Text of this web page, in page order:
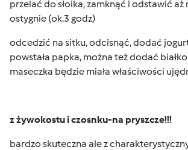
przelać do słoika, zamknąć i odstawić aż
ostygnie (ok.3 godz)
odcedzić na sitku, odcisnąć, dodać
powstała papka, można też dodać
maseczka będzie miała właściwości
z żywokostu i czosnku-na pryszcze!!!
bardzo skuteczna ale z